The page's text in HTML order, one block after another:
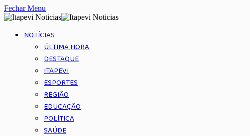
Fechar Menu
NOTÍCIAS
ÚLTIMA HORA
DESTAQUE
ITAPEVI
ESPORTES
REGIÃO
EDUCAÇÃO
POLÍTICA
SAÚDE